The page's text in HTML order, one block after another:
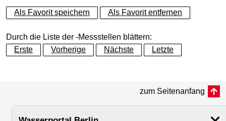
+
−
Als Favorit speichern Als Favorit entfernen
Durch die Liste der -Messstellen blättern:
Erste
Vorherige Nächste Letzte
zum Seitenanfang